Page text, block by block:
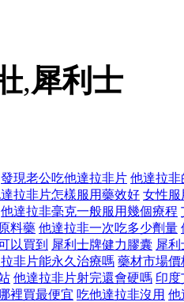
,犀利士
發現老公吃他達拉非片 他達拉非
拉非片怎樣服用藥效好 女性服
他達拉非毫克一般服用幾個療程
料藥 他達拉非一次吃多少劑量
以買到 犀利士牌健力膠囊 犀
非片能永久治療嗎 藥材市場價
他達拉非片射完還會硬嗎 印度
裡買最便宜 吃他達拉非沒用 他